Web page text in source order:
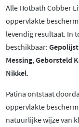
Alle Hotbath Cobber
oppervlakte
levendig resultaat. In
beschikbaar:
Messing, Geborsteld
Nikkel.
Patina ontstaat
oppervlakte
natuurlijke wijze van